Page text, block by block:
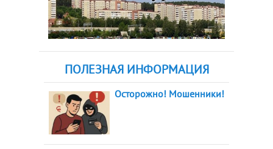
ПОЛЕЗНАЯ ИНФОРМАЦИЯ
Осторожно! Мошенники!